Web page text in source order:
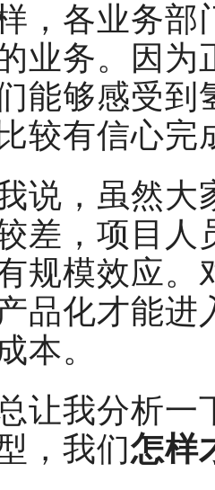
，各业务部
业务。因为
能够感受
较有信心完
说，虽然大
差，项目人
规模效应。
品化才能进
本。
让我分析
，我们怎样